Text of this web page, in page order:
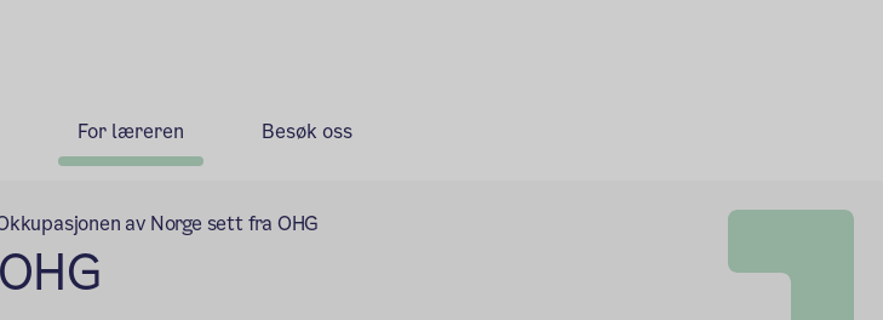
For læreren Besøk oss
av Norge sett fra OHG